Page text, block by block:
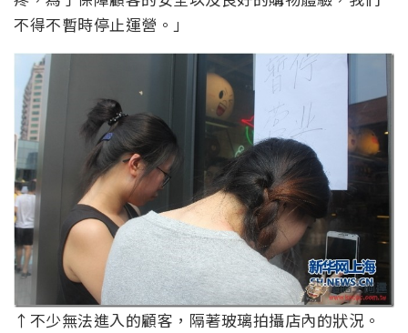
不得不暫時停止運營。」
↑不少無法進入的顧客，隔著玻璃拍攝店內的狀況。